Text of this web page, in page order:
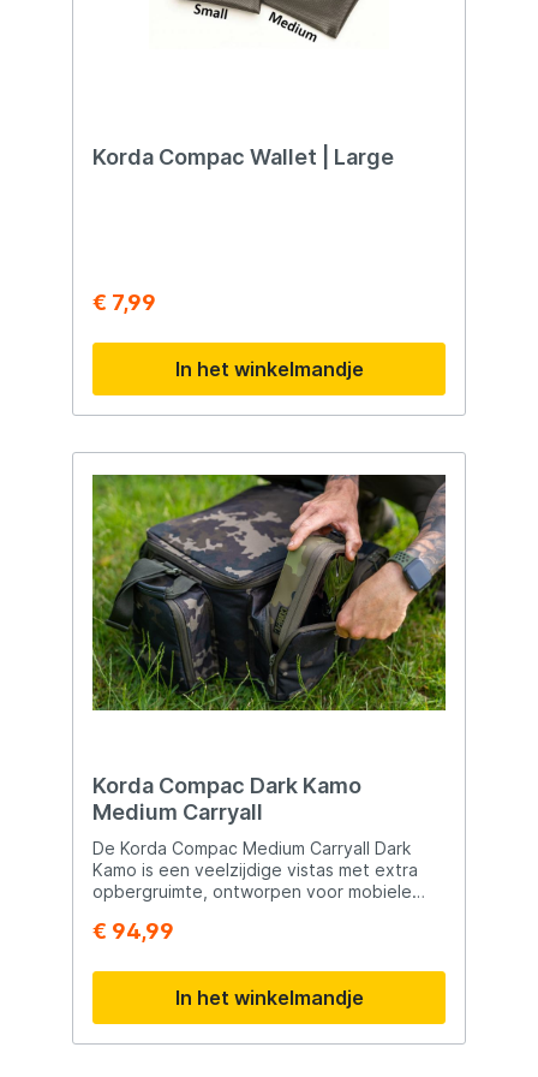
Korda Compac Wallet | Large
€ 7,99
In het winkelmandje
Korda Compac Dark Kamo
Medium Carryall
De Korda Compac Medium Carryall Dark
Kamo is een veelzijdige vistas met extra
opbergruimte, ontworpen voor mobiele
overzicht en organisatie belangrijk zijn.
Korda Compac EVA pouches, waardoor je
tackle en accessoires efficiënt kunt indelen
en snel kunt terugvinden aan de waterkant.
De tas is vervaardigd uit sterk en
€ 94,99
In het winkelmandje